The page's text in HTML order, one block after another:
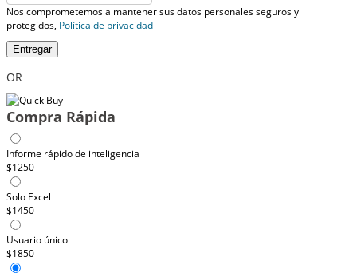
Nos comprometemos a mantener sus datos personales seguros y
protegidos, Política de privacidad
Entregar
OR
Compra Rápida
Informe rápido de inteligencia
$1250
Solo Excel
$1450
Usuario único
$1850